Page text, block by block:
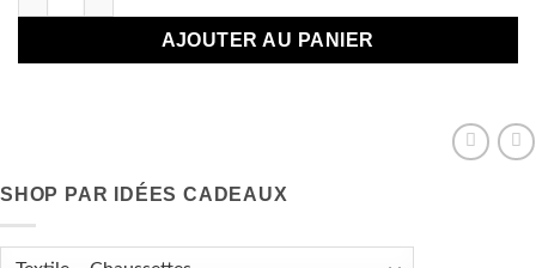
AJOUTER AU PANIER
SHOP PAR IDÉES CADEAUX